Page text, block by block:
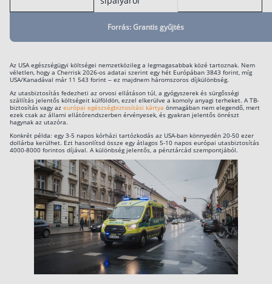
Forrás: Grantis gyűjtés
Az USA egészségügyi költségei nemzetközileg a legmagasabbak közé tartoznak. Nem
véletlen, hogy a Cherrisk 2026-os adatai szerint egy hét Európában 3843 forint, míg
USA/Kanadával már 11 543 forint – ez majdnem háromszoros díjkülönbség.
Az utasbiztosítás fedezheti az orvosi ellátáson túl, a gyógyszerek és sürgősségi
szállítás jelentős költségeit külföldön, ezzel elkerülve a komoly anyagi terheket. A TB-
biztosítás vagy az európai egészségbiztosítási kártya önmagában nem elegendő, mert
ezek csak az állami ellátórendszerben érvényesek, és gyakran jelentős önrészt
hagynak az utazóra.
Konkrét példa: egy 3-5 napos kórházi tartózkodás az USA-ban könnyedén 20-50 ezer
dollárba kerülhet. Ezt hasonlítsd össze egy átlagos 5-10 napos európai utasbiztosítás
4000-8000 forintos díjával. A különbség jelentős, a pénztárcád szempontjából.